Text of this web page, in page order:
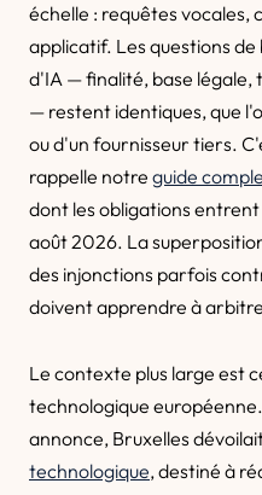
échelle : requêtes
applicatif. Les questions
d'IA — finalité, base
— restent identiques, que
ou d'un fournisseur tiers.
rappelle notre guide
dont les obligations
août 2026. La
des injonctions parfois
doivent apprendre à
Le contexte plus large est
technologique
annonce, Bruxelles
technologique, destiné à